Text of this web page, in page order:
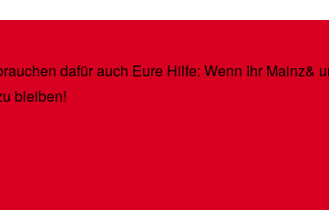
dafür auch Eure Hilfe: Wenn Ihr Mainz&
bleiben!